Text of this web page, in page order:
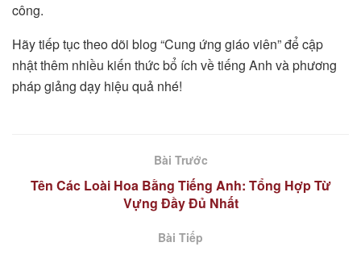
công.
Hãy tiếp tục theo dõi blog “Cung ứng giáo viên” để cập
nhật thêm nhiều kiến thức bổ ích về tiếng Anh và phương
pháp giảng dạy hiệu quả nhé!
Bài Trước
Tên Các Loài Hoa Bằng Tiếng Anh: Tổng Hợp Từ
Vựng Đầy Đủ Nhất
Bài Tiếp